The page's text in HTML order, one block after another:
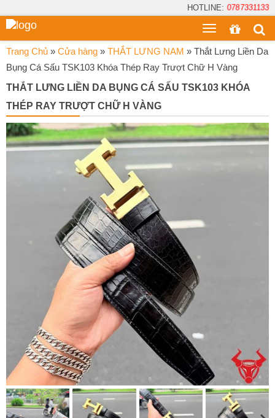
HOTLINE: 0787331133
Toggle
menu
Trang Chủ » Cửa hàng » THẮT LƯNG NAM » Thắt Lưng Liền Da
Bụng Cá Sấu TSK103 Khóa Thép Ray Trượt Chữ H Vàng
THẮT LƯNG LIỀN DA BỤNG CÁ SẤU TSK103 KHÓA
THÉP RAY TRƯỢT CHỮ H VÀNG